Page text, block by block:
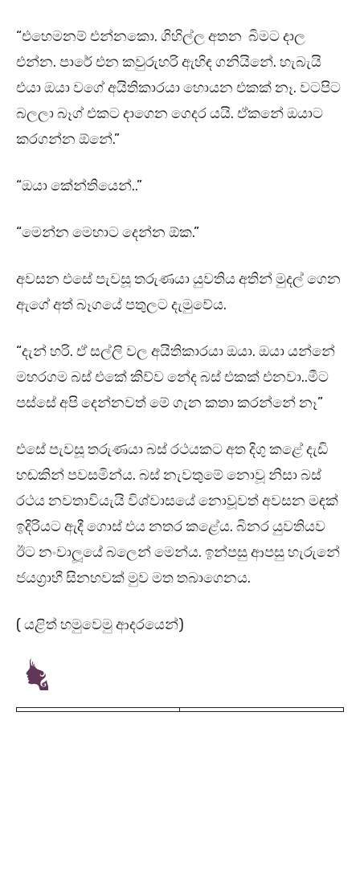
“එහෙමනම් එන්නකො. ගිහිල්ල අතන බිමට දාල
එන්න. පාරේ එන කවුරුහරි ඇහිඳ ගනියිනේ. හැබැයි
එයා ඔයා වගේ අයිතිකාරයා හොයන එකක් නෑ. වටපිට
බලලා බෑග් එකට දාගෙන ගෙදර යයි. ඒකනේ ඔයාට
කරගන්න ඕනේ.”
“ඔයා කේන්තියෙන්..”
“මෙන්න මෙහාට දෙන්න ඕක.”
අවසන එසේ පැවසූ තරුණයා යුවතිය අතින් මුදල් ගෙන
ඇගේ අත් බෑගයේ පතුලට දැමුවේය.
“දැන් හරි. ඒ සල්ලි වල අයිතිකාරයා ඔයා. ඔයා යන්නේ
මහරගම බස් එකේ කිව්ව නේද බස් එකක් එනවා..මීට
පස්සේ අපි දෙන්නවත් මේ ගැන කතා කරන්නේ නෑ”
එසේ පැවසූ තරුණයා බස් රථයකට අත දිගු කළේ දැඩි
හඬකින් පවසමින්ය. බස් නැවතුමේ නොවූ නිසා බස්
රථය නවතාවියැයි විශ්වාසයේ නොවූවත් අවසන මඳක්
ඉදිරියට ඇදී ගොස් එය නතර කළේය. බිනර යුවතියව
ඊට නංවාලූයේ බලෙන් මෙන්ය. ඉන්පසු ආපසු හැරුනේ
ජයග්‍රාහී සිනහවක් මුව මත තබාගෙනය.
( යළිත් හමුවෙමු ආදරයෙන්)